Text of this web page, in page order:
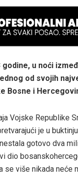
godine, u noći
od svojih
Bosne i
Vojske Republike
je u
gotovo dva
dio
se više nikada neće